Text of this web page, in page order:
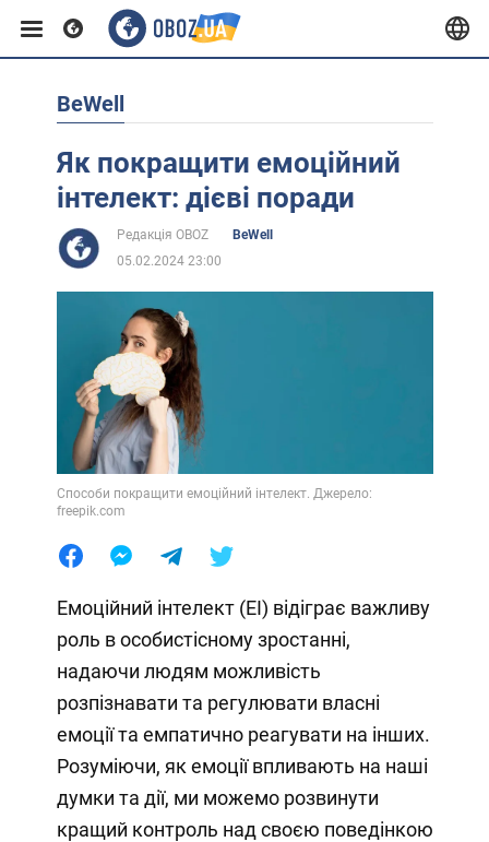
Європа
США
Життя
Лайфхаки
BeWell
Як покращити емоційний
інтелект: дієві поради
Редакція OBOZ
BeWell
05.02.2024 23:00
Способи покращити емоційний інтелект. Джерело:
freepik.com
Емоційний інтелект (ЕІ) відіграє важливу
роль в особистісному зростанні,
надаючи людям можливість
розпізнавати та регулювати власні
емоції та емпатично реагувати на інших.
Розуміючи, як емоції впливають на наші
думки та дії, ми можемо розвинути
кращий контроль над своєю поведінкою